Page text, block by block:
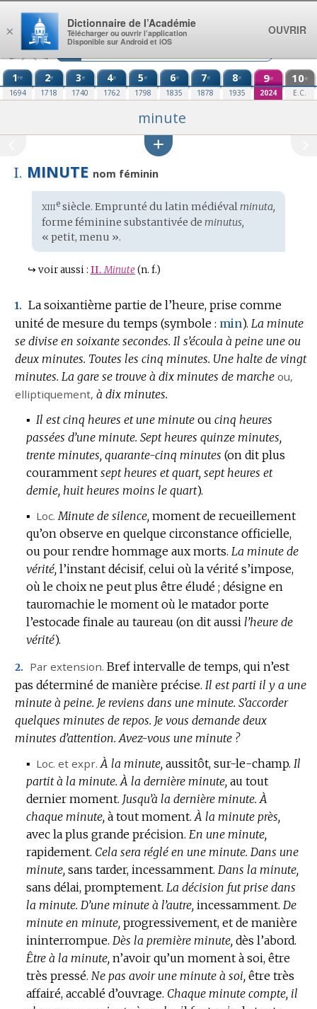
Aller au contenu
1re
1694
2e
1718
3e
1740
4e
1762
5e
1798
6e
1835
7e
1878
8e
1935
9e
2024
10e
E.C.
minute
I. MINUTE nom féminin
Étymologie
:
xiiiesiècle. Emprunté du latin médiévalminuta,
forme féminine substantivée de minutus,
« petit, menu ».
↪ voir aussi : II.Minute (n. f.)
1. La soixantième partie de l’heure, prise comme
unité de mesure du temps (symbole : min). La minute
se divise en soixante secondes. Il s’écoula à peine une ou
deux minutes. Toutes les cinq minutes. Une halte de vingt
minutes. La gare se trouve à dix minutes de marche ou,
elliptiquement, à dix minutes.
▪ Il est cinq heures et une minuteou cinq heures
passées d’une minute. Sept heures quinze minutes,
trente minutes, quarante-cinq minutes (on dit plus
couramment sept heures et quart, sept heures et
demie, huit heures moins le quart).
▪ Loc. Minute de silence, moment de recueillement
qu’on observe en quelque circonstance officielle,
ou pour rendre hommage aux morts. La minute de
vérité, l’instant décisif, celui où la vérité s’impose,
où le choix ne peut plus être éludé ; désigne en
tauromachie le moment où le matador porte
l’estocade finale au taureau (on dit aussi l’heure de
vérité).
2. Par extension. Bref intervalle de temps, qui n’est
pas déterminé de manière précise. Il est parti il y a une
minute à peine. Je reviens dans une minute. S’accorder
quelques minutes de repos. Je vous demande deux
minutes d’attention. Avez-vous une minute ?
▪ Loc. et expr. À la minute, aussitôt, sur-le-champ. Il
partit à la minute. À la dernière minute, au tout
dernier moment. Jusqu’à la dernière minute. À
chaque minute, à tout moment. À la minute près,
avec la plus grande précision. En une minute,
rapidement. Cela sera réglé en une minute. Dans une
minute, sans tarder, incessamment. Dans la minute,
sans délai, promptement. La décision fut prise dans
la minute. D’une minute à l’autre, incessamment. De
minute en minute, progressivement, et de manière
ininterrompue. Dès la première minute, dès l’abord.
Être à la minute, n’avoir qu’un moment à soi, être
très pressé. Ne pas avoir une minute à soi, être très
affairé, accablé d’ouvrage. Chaque minute compte, il
×
Dictionnaire de l’Académie
Télécharger ou ouvrir l’application
Disponible sur Android et iOS
OUVRIR